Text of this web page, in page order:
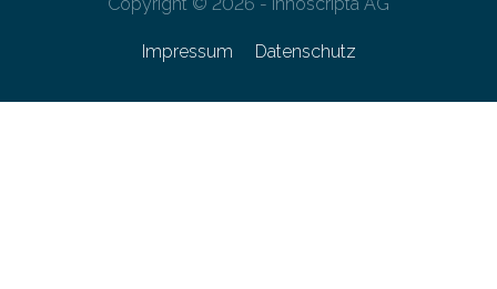
Impressum Datenschutz